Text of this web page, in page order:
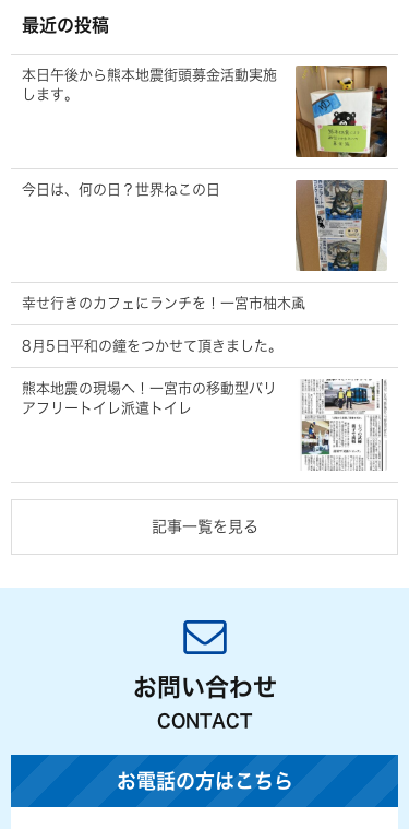
ブ
最近の投稿
本日午後から熊本地震街頭募金活動実施
します。
今日は、何の日？世界ねこの日
幸せ行きのカフェにランチを！一宮市柚木颪
8月5日平和の鐘をつかせて頂きました。
熊本地震の現場へ！一宮市の移動型バリ
アフリートイレ派遣トイレ
記事一覧を見る
お問い合わせ
CONTACT
お電話の方はこちら